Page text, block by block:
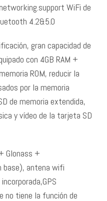
WiFi de
4.2&5.0
gran capacidad de
con 4GB RAM +
ROM, reducir la
por la memoria
de memoria extendida,
y vídeo de la tarjeta SD
Glonass +
base), antena wifi
no tiene la función de